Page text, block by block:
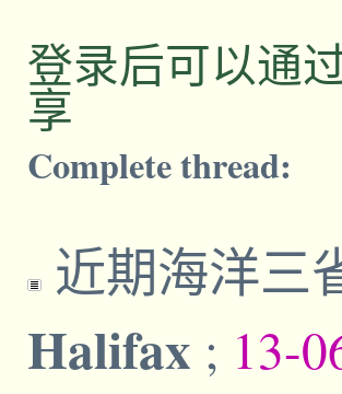
登录后可以通
享
Complete thread:
近期海洋三
Halifax ; 13-